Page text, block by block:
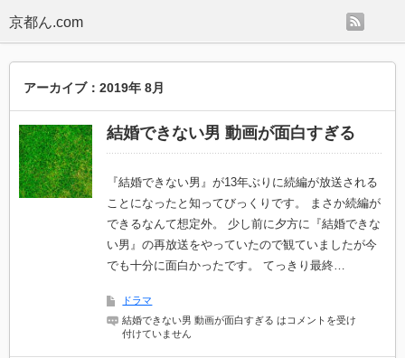
京都ん.com
アーカイブ：2019年 8月
結婚できない男 動画が面白すぎる
『結婚できない男』が13年ぶりに続編が放送される
ことになったと知ってびっくりです。 まさか続編が
できるなんて想定外。 少し前に夕方に『結婚できな
い男』の再放送をやっていたので観ていましたが今
でも十分に面白かったです。 てっきり最終…
ドラマ
結婚できない男 動画が面白すぎる は コメントを受け
付けていません